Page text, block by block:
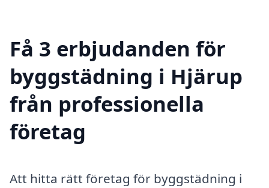
Få 3 erbjudanden för
byggstädning i Hjärup
från professionella
företag
Att hitta rätt företag för byggstädning i